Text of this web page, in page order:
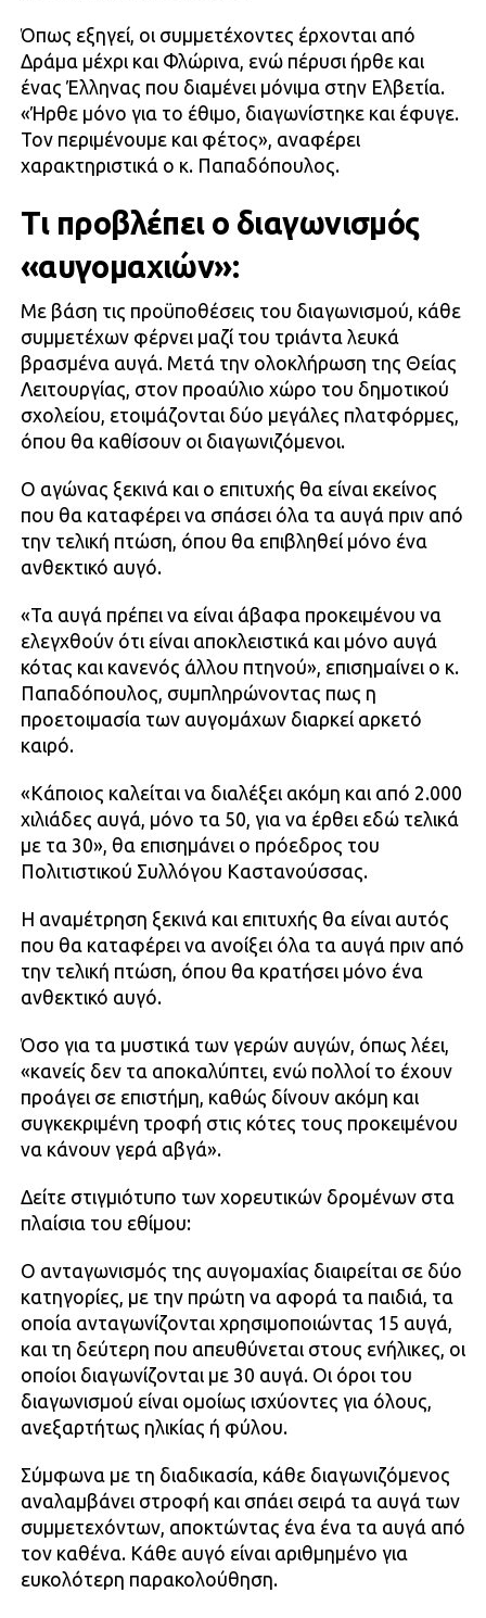
Όπως εξηγεί, οι συμμετέχοντες έρχονται από
Δράμα μέχρι και Φλώρινα, ενώ πέρυσι ήρθε και
ένας Έλληνας που διαμένει μόνιμα στην Ελβετία.
«Ήρθε μόνο για το έθιμο, διαγωνίστηκε και έφυγε.
Τον περιμένουμε και φέτος», αναφέρει
χαρακτηριστικά ο κ. Παπαδόπουλος.
Τι προβλέπει ο διαγωνισμός
«αυγομαχιών»:
Με βάση τις προϋποθέσεις του διαγωνισμού, κάθε
συμμετέχων φέρνει μαζί του τριάντα λευκά
βρασμένα αυγά. Μετά την ολοκλήρωση της Θείας
Λειτουργίας, στον προαύλιο χώρο του δημοτικού
σχολείου, ετοιμάζονται δύο μεγάλες πλατφόρμες,
όπου θα καθίσουν οι διαγωνιζόμενοι.
Ο αγώνας ξεκινά και ο επιτυχής θα είναι εκείνος
που θα καταφέρει να σπάσει όλα τα αυγά πριν από
την τελική πτώση, όπου θα επιβληθεί μόνο ένα
ανθεκτικό αυγό.
«Τα αυγά πρέπει να είναι άβαφα προκειμένου να
ελεγχθούν ότι είναι αποκλειστικά και μόνο αυγά
κότας και κανενός άλλου πτηνού», επισημαίνει ο κ.
Παπαδόπουλος, συμπληρώνοντας πως η
προετοιμασία των αυγομάχων διαρκεί αρκετό
καιρό.
«Κάποιος καλείται να διαλέξει ακόμη και από 2.000
χιλιάδες αυγά, μόνο τα 50, για να έρθει εδώ τελικά
με τα 30», θα επισημάνει ο πρόεδρος του
Πολιτιστικού Συλλόγου Καστανούσσας.
Η αναμέτρηση ξεκινά και επιτυχής θα είναι αυτός
που θα καταφέρει να ανοίξει όλα τα αυγά πριν από
την τελική πτώση, όπου θα κρατήσει μόνο ένα
ανθεκτικό αυγό.
Όσο για τα μυστικά των γερών αυγών, όπως λέει,
«κανείς δεν τα αποκαλύπτει, ενώ πολλοί το έχουν
προάγει σε επιστήμη, καθώς δίνουν ακόμη και
συγκεκριμένη τροφή στις κότες τους προκειμένου
να κάνουν γερά αβγά».
Δείτε στιγμιότυπο των χορευτικών δρομένων στα
πλαίσια του εθίμου:
Ο ανταγωνισμός της αυγομαχίας διαιρείται σε δύο
κατηγορίες, με την πρώτη να αφορά τα παιδιά, τα
οποία ανταγωνίζονται χρησιμοποιώντας 15 αυγά,
και τη δεύτερη που απευθύνεται στους ενήλικες, οι
οποίοι διαγωνίζονται με 30 αυγά. Οι όροι του
διαγωνισμού είναι ομοίως ισχύοντες για όλους,
ανεξαρτήτως ηλικίας ή φύλου.
Σύμφωνα με τη διαδικασία, κάθε διαγωνιζόμενος
αναλαμβάνει στροφή και σπάει σειρά τα αυγά των
συμμετεχόντων, αποκτώντας ένα ένα τα αυγά από
τον καθένα. Κάθε αυγό είναι αριθμημένο για
ευκολότερη παρακολούθηση.